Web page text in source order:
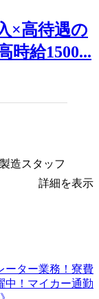
×高待遇の
時給1500...
造スタッフ
詳細を表示